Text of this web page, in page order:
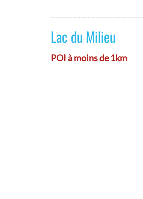
Lac du Milieu
POI à moins de 1km